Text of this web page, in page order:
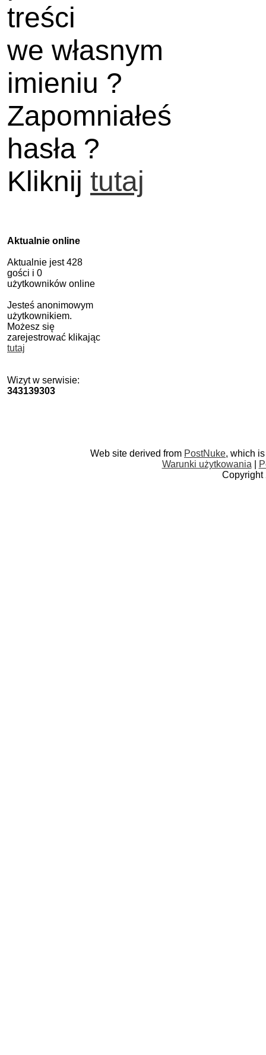
treści
we własnym
imieniu ?
Zapomniałeś
hasła ?
Kliknij tutaj
Aktualnie online
Aktualnie jest 428
gości i 0
użytkowników online
Jesteś anonimowym
użytkownikiem.
Możesz się
zarejestrować klikając
tutaj
Wizyt w serwisie:
343139303
Web site derived from PostNuke, which
Warunki użytkowania
Copyright